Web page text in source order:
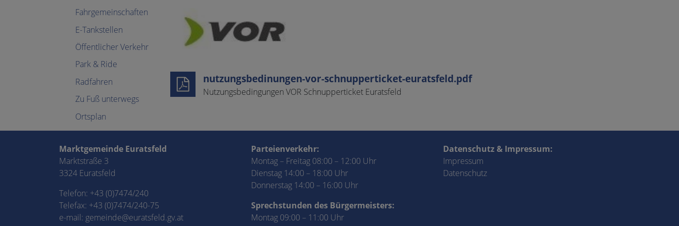
Fahrgemeinschaften
E-Tankstellen
Öffentlicher Verkehr
Park & Ride
Radfahren
Zu Fuß unterwegs
Ortsplan
nutzungsbedinungen-vor-schnupperticket-euratsfeld.pdf
Nutzungsbedingungen VOR Schnupperticket Euratsfeld
Marktgemeinde Euratsfeld
Marktstraße 3
3324 Euratsfeld
Telefon: +43 (0)7474/240
Telefax: +43 (0)7474/240-75
e-mail: gemeinde@euratsfeld.gv.at
Parteienverkehr:
Montag – Freitag 08:00 – 12:00 Uhr
Dienstag 14:00 – 18:00 Uhr
Donnerstag 14:00 – 16:00 Uhr
Sprechstunden des Bürgermeisters:
Montag 09:00 – 11:00 Uhr
Datenschutz & Impressum:
Impressum
Datenschutz